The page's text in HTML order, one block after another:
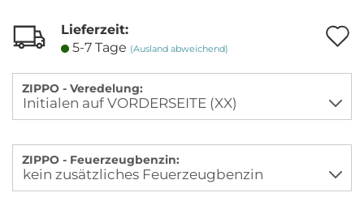
Lieferzeit:
5-7 Tage (Ausland abweichend)
ZIPPO - Veredelung:
ZIPPO - Feuerzeugbenzin: